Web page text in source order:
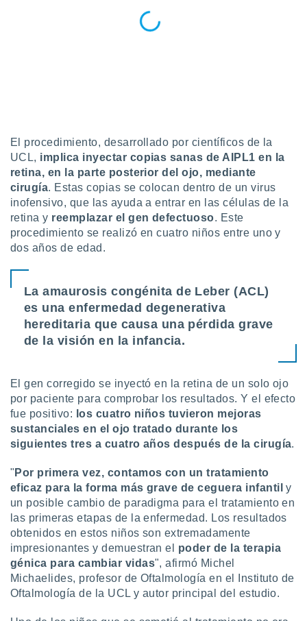
de
un
utilizar
crear un
uso de
la
contenido
la
el
de
o a través
de
de
de
con el
El procedimiento, desarrollado por científicos de la
UCL, implica inyectar copias sanas de AIPL1 en la
retina, en la parte posterior del ojo, mediante
cirugía. Estas copias se colocan dentro de un virus
inofensivo, que las ayuda a entrar en las células de la
retina y reemplazar el gen defectuoso. Este
procedimiento se realizó en cuatro niños entre uno y
dos años de edad.
La amaurosis congénita de Leber (ACL)
es una enfermedad degenerativa
hereditaria que causa una pérdida grave
de la visión en la infancia.
El gen corregido se inyectó en la retina de un solo ojo
por paciente para comprobar los resultados. Y el efecto
fue positivo: los cuatro niños tuvieron mejoras
sustanciales en el ojo tratado durante los
siguientes tres a cuatro años después de la cirugía.
" Por primera vez, contamos con un tratamiento
eficaz para la forma más grave de ceguera infantil y
un posible cambio de paradigma para el tratamiento en
las primeras etapas de la enfermedad. Los resultados
obtenidos en estos niños son extremadamente
impresionantes y demuestran el poder de la terapia
génica para cambiar vidas", afirmó Michel
Michaelides, profesor de Oftalmología en el Instituto de
Oftalmología de la UCL y autor principal del estudio.